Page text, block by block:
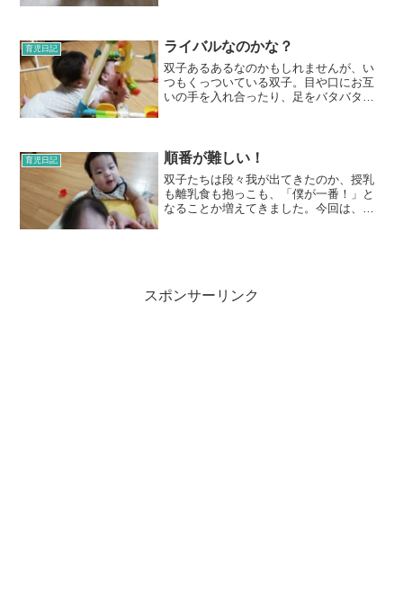
争いを防ぐためだよ」...
育児日記 ライバルなのかな？
双子あるあるなのかもしれませんが、い
つもくっついている双子。目や口にお互
いの手を入れ合ったり、足をバタバタさ
おもちゃで遊ぶ双子。他に...
育児日記 順番が難しい！
双子たちは段々我が出てきたのか、授乳
も離乳食も抱っこも、「僕が一番！」と
なることか増えてきました。今回は、弟
スポンサーリンク